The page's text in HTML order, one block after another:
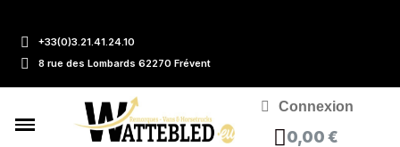
+33(0)3.21.41.24.10
8 rue des Lombards 62270 Frévent
Connexion
0,00 €